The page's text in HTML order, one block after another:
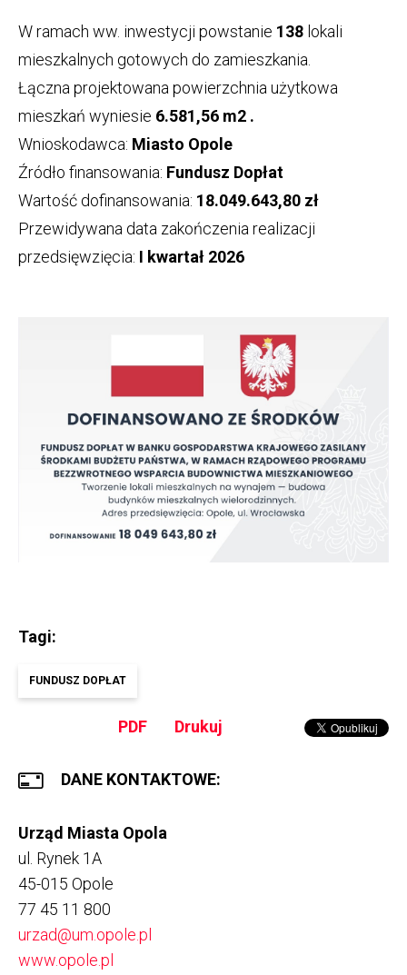
W ramach ww. inwestycji powstanie 138 lokali
mieszkalnych gotowych do zamieszkania.
Łączna projektowana powierzchnia użytkowa
mieszkań wyniesie 6.581,56 m2 .
Wnioskodawca: Miasto Opole
Źródło finansowania: Fundusz Dopłat
Wartość dofinansowania: 18.049.643,80 zł
Przewidywana data zakończenia realizacji
przedsięwzięcia: I kwartał 2026
Tagi
FUNDUSZ DOPŁAT
PDF Drukuj
DANE KONTAKTOWE
Urząd Miasta Opola
ul. Rynek 1A
45-015 Opole
77 45 11 800
urzad@um.opole.pl
Otworzy
www.opole.pl